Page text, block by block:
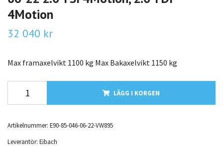
4Motion
32 040 kr
Max framaxelvikt 1100 kg Max Bakaxelvikt 1150 kg
LÄGG I KORGEN
Artikelnummer: E90-85-046-06-22-VW895
Leverantör: Eibach